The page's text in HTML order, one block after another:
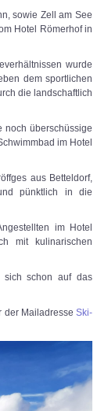
sowie Zell am See
Hotel Römerhof in
wurde
dem sportlichen
die landschaftlich
noch überschüssige
im Hotel
aus Betteldorf,
pünktlich in die
im Hotel
mit kulinarischen
sich schon auf das
der Mailadresse Ski-